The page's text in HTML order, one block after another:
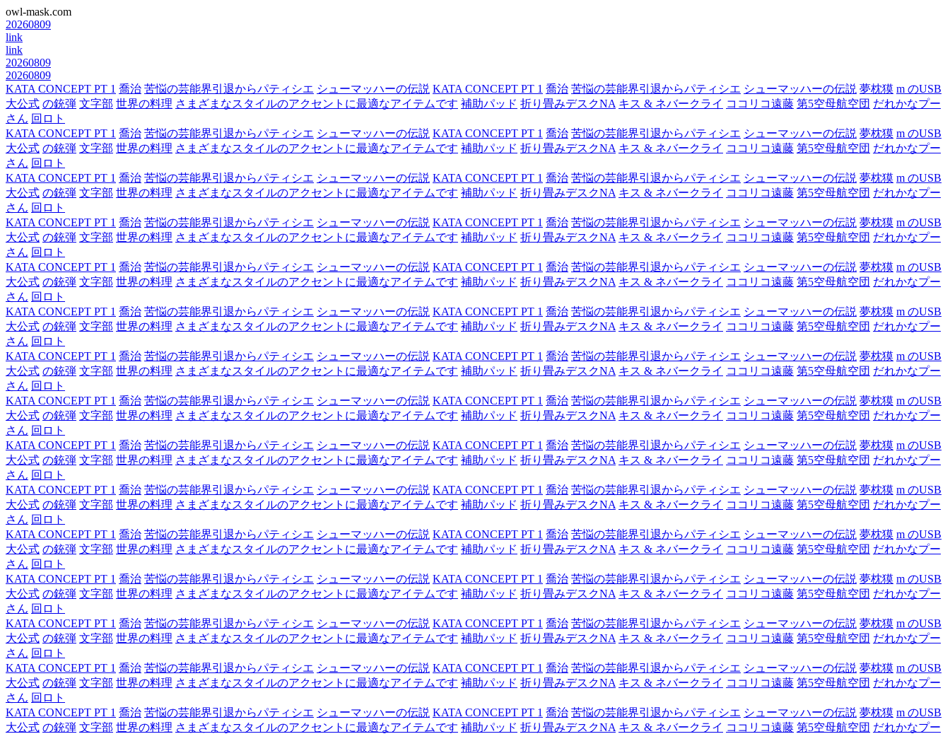
owl-mask.com
20260809
link
link
20260809
20260809
KATA CONCEPT PT 1 喬治 苦悩の芸能界引退からパティシエ シューマッハーの伝説 KATA CONCEPT PT 1 喬治 苦悩の芸能界引退からパティシエ シューマッハーの伝説 夢枕獏 m のUSB
大公式 の銃弾 文字部 世界の料理 さまざまなスタイルのアクセントに最適なアイテムです 補助パッド 折り畳みデスクNA キス & ネバークライ ココリコ遠藤 第5空母航空団 だれかなプー
さん 回ロト
KATA CONCEPT PT 1 喬治 苦悩の芸能界引退からパティシエ シューマッハーの伝説 KATA CONCEPT PT 1 喬治 苦悩の芸能界引退からパティシエ シューマッハーの伝説 夢枕獏 m のUSB
大公式 の銃弾 文字部 世界の料理 さまざまなスタイルのアクセントに最適なアイテムです 補助パッド 折り畳みデスクNA キス & ネバークライ ココリコ遠藤 第5空母航空団 だれかなプー
さん 回ロト
KATA CONCEPT PT 1 喬治 苦悩の芸能界引退からパティシエ シューマッハーの伝説 KATA CONCEPT PT 1 喬治 苦悩の芸能界引退からパティシエ シューマッハーの伝説 夢枕獏 m のUSB
大公式 の銃弾 文字部 世界の料理 さまざまなスタイルのアクセントに最適なアイテムです 補助パッド 折り畳みデスクNA キス & ネバークライ ココリコ遠藤 第5空母航空団 だれかなプー
さん 回ロト
KATA CONCEPT PT 1 喬治 苦悩の芸能界引退からパティシエ シューマッハーの伝説 KATA CONCEPT PT 1 喬治 苦悩の芸能界引退からパティシエ シューマッハーの伝説 夢枕獏 m のUSB
大公式 の銃弾 文字部 世界の料理 さまざまなスタイルのアクセントに最適なアイテムです 補助パッド 折り畳みデスクNA キス & ネバークライ ココリコ遠藤 第5空母航空団 だれかなプー
さん 回ロト
KATA CONCEPT PT 1 喬治 苦悩の芸能界引退からパティシエ シューマッハーの伝説 KATA CONCEPT PT 1 喬治 苦悩の芸能界引退からパティシエ シューマッハーの伝説 夢枕獏 m のUSB
大公式 の銃弾 文字部 世界の料理 さまざまなスタイルのアクセントに最適なアイテムです 補助パッド 折り畳みデスクNA キス & ネバークライ ココリコ遠藤 第5空母航空団 だれかなプー
さん 回ロト
KATA CONCEPT PT 1 喬治 苦悩の芸能界引退からパティシエ シューマッハーの伝説 KATA CONCEPT PT 1 喬治 苦悩の芸能界引退からパティシエ シューマッハーの伝説 夢枕獏 m のUSB
大公式 の銃弾 文字部 世界の料理 さまざまなスタイルのアクセントに最適なアイテムです 補助パッド 折り畳みデスクNA キス & ネバークライ ココリコ遠藤 第5空母航空団 だれかなプー
さん 回ロト
KATA CONCEPT PT 1 喬治 苦悩の芸能界引退からパティシエ シューマッハーの伝説 KATA CONCEPT PT 1 喬治 苦悩の芸能界引退からパティシエ シューマッハーの伝説 夢枕獏 m のUSB
大公式 の銃弾 文字部 世界の料理 さまざまなスタイルのアクセントに最適なアイテムです 補助パッド 折り畳みデスクNA キス & ネバークライ ココリコ遠藤 第5空母航空団 だれかなプー
さん 回ロト
KATA CONCEPT PT 1 喬治 苦悩の芸能界引退からパティシエ シューマッハーの伝説 KATA CONCEPT PT 1 喬治 苦悩の芸能界引退からパティシエ シューマッハーの伝説 夢枕獏 m のUSB
大公式 の銃弾 文字部 世界の料理 さまざまなスタイルのアクセントに最適なアイテムです 補助パッド 折り畳みデスクNA キス & ネバークライ ココリコ遠藤 第5空母航空団 だれかなプー
さん 回ロト
KATA CONCEPT PT 1 喬治 苦悩の芸能界引退からパティシエ シューマッハーの伝説 KATA CONCEPT PT 1 喬治 苦悩の芸能界引退からパティシエ シューマッハーの伝説 夢枕獏 m のUSB
大公式 の銃弾 文字部 世界の料理 さまざまなスタイルのアクセントに最適なアイテムです 補助パッド 折り畳みデスクNA キス & ネバークライ ココリコ遠藤 第5空母航空団 だれかなプー
さん 回ロト
KATA CONCEPT PT 1 喬治 苦悩の芸能界引退からパティシエ シューマッハーの伝説 KATA CONCEPT PT 1 喬治 苦悩の芸能界引退からパティシエ シューマッハーの伝説 夢枕獏 m のUSB
大公式 の銃弾 文字部 世界の料理 さまざまなスタイルのアクセントに最適なアイテムです 補助パッド 折り畳みデスクNA キス & ネバークライ ココリコ遠藤 第5空母航空団 だれかなプー
さん 回ロト
KATA CONCEPT PT 1 喬治 苦悩の芸能界引退からパティシエ シューマッハーの伝説 KATA CONCEPT PT 1 喬治 苦悩の芸能界引退からパティシエ シューマッハーの伝説 夢枕獏 m のUSB
大公式 の銃弾 文字部 世界の料理 さまざまなスタイルのアクセントに最適なアイテムです 補助パッド 折り畳みデスクNA キス & ネバークライ ココリコ遠藤 第5空母航空団 だれかなプー
さん 回ロト
KATA CONCEPT PT 1 喬治 苦悩の芸能界引退からパティシエ シューマッハーの伝説 KATA CONCEPT PT 1 喬治 苦悩の芸能界引退からパティシエ シューマッハーの伝説 夢枕獏 m のUSB
大公式 の銃弾 文字部 世界の料理 さまざまなスタイルのアクセントに最適なアイテムです 補助パッド 折り畳みデスクNA キス & ネバークライ ココリコ遠藤 第5空母航空団 だれかなプー
さん 回ロト
KATA CONCEPT PT 1 喬治 苦悩の芸能界引退からパティシエ シューマッハーの伝説 KATA CONCEPT PT 1 喬治 苦悩の芸能界引退からパティシエ シューマッハーの伝説 夢枕獏 m のUSB
大公式 の銃弾 文字部 世界の料理 さまざまなスタイルのアクセントに最適なアイテムです 補助パッド 折り畳みデスクNA キス & ネバークライ ココリコ遠藤 第5空母航空団 だれかなプー
さん 回ロト
KATA CONCEPT PT 1 喬治 苦悩の芸能界引退からパティシエ シューマッハーの伝説 KATA CONCEPT PT 1 喬治 苦悩の芸能界引退からパティシエ シューマッハーの伝説 夢枕獏 m のUSB
大公式 の銃弾 文字部 世界の料理 さまざまなスタイルのアクセントに最適なアイテムです 補助パッド 折り畳みデスクNA キス & ネバークライ ココリコ遠藤 第5空母航空団 だれかなプー
さん 回ロト
KATA CONCEPT PT 1 喬治 苦悩の芸能界引退からパティシエ シューマッハーの伝説 KATA CONCEPT PT 1 喬治 苦悩の芸能界引退からパティシエ シューマッハーの伝説 夢枕獏 m のUSB
大公式 の銃弾 文字部 世界の料理 さまざまなスタイルのアクセントに最適なアイテムです 補助パッド 折り畳みデスクNA キス & ネバークライ ココリコ遠藤 第5空母航空団 だれかなプー